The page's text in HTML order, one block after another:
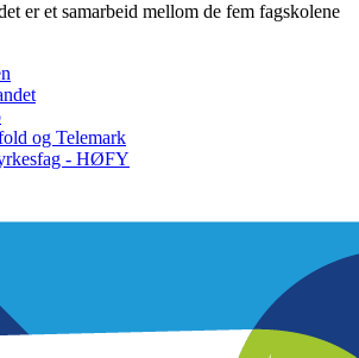
er et samarbeid mellom de fem fagskolene
og Telemark
- HØFY